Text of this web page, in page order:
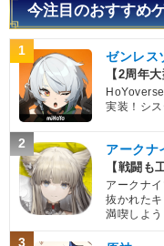
今注目のおすすめ
1 ゼンレス
【2周年
実装！シ
2 アークナ
【戦闘も
アークナ
抜かれた
満喫しよう
3